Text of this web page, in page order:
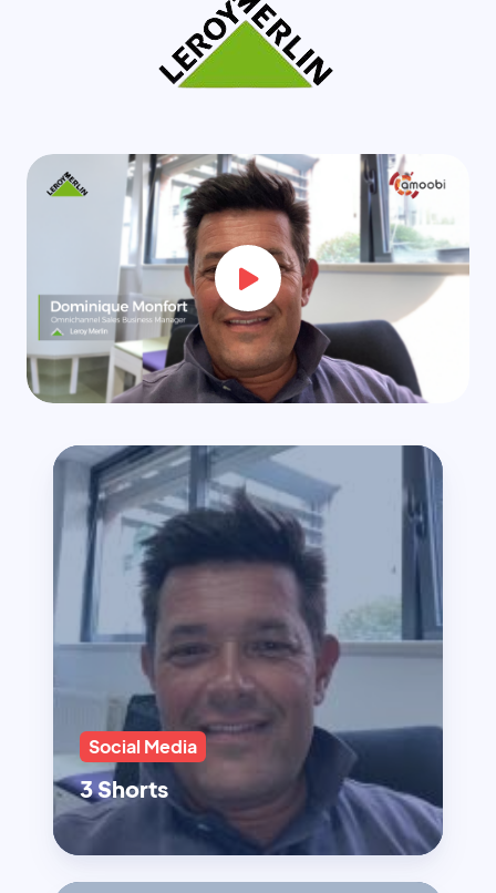
Social Media
3 Shorts